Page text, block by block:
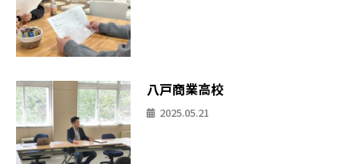
八戸商業高校
2025.05.21